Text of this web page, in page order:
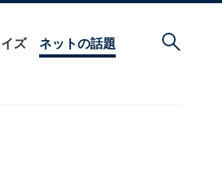
ズ ネットの話題